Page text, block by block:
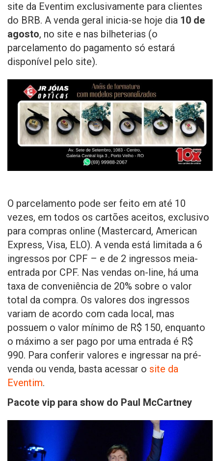
site da Eventim exclusivamente para clientes
do BRB. A venda geral inicia-se hoje dia 10 de
agosto, no site e nas bilheterias (o
parcelamento do pagamento só estará
disponível pelo site).
O parcelamento pode ser feito em até 10
vezes, em todos os cartões aceitos, exclusivo
para compras online (Mastercard, American
Express, Visa, ELO). A venda está limitada a 6
ingressos por CPF – e de 2 ingressos meia-
entrada por CPF. Nas vendas on-line, há uma
taxa de conveniência de 20% sobre o valor
total da compra. Os valores dos ingressos
variam de acordo com cada local, mas
possuem o valor mínimo de R$ 150, enquanto
o máximo a ser pago por uma entrada é R$
990. Para conferir valores e ingressar na pré-
venda ou venda, basta acessar o site da
Eventim.
Pacote vip para show do Paul McCartney